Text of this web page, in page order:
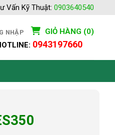
Vấn Kỹ Thuật: 0903640540
NHẬP
GIỎ HÀNG (0)
0943197660